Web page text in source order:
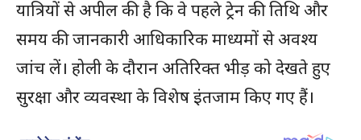
यात्रियों से अपील की है कि वे पहले ट्रेन की तिथि और
समय की जानकारी आधिकारिक माध्यमों से अवश्य
जांच लें। होली के दौरान अतिरिक्त भीड़ को देखते हुए
सुरक्षा और व्यवस्था के विशेष इंतजाम किए गए हैं।